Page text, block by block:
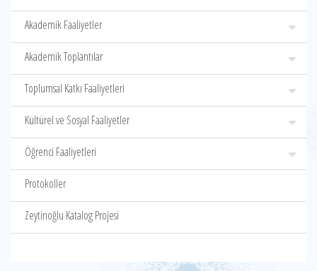
Akademik Faaliyetler
Akademik Toplantılar
Toplumsal Katkı Faaliyetleri
Kültürel ve Sosyal Faaliyetler
Öğrenci Faaliyetleri
Protokoller
Zeytinoğlu Katalog Projesi